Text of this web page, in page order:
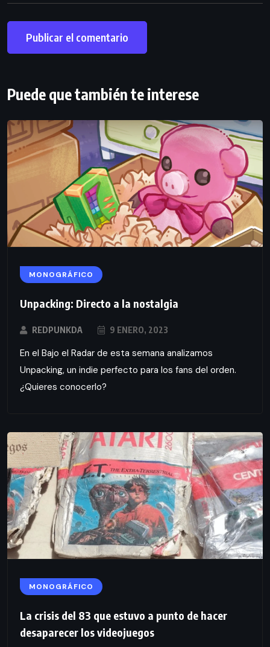
Puede que también te interese
MONOGRÁFICO
Unpacking: Directo a la nostalgia
REDPUNKDA 9 ENERO, 2023
En el Bajo el Radar de esta semana analizamos
Unpacking, un indie perfecto para los fans del orden.
¿Quieres conocerlo?
MONOGRÁFICO
La crisis del 83 que estuvo a punto de hacer
desaparecer los videojuegos